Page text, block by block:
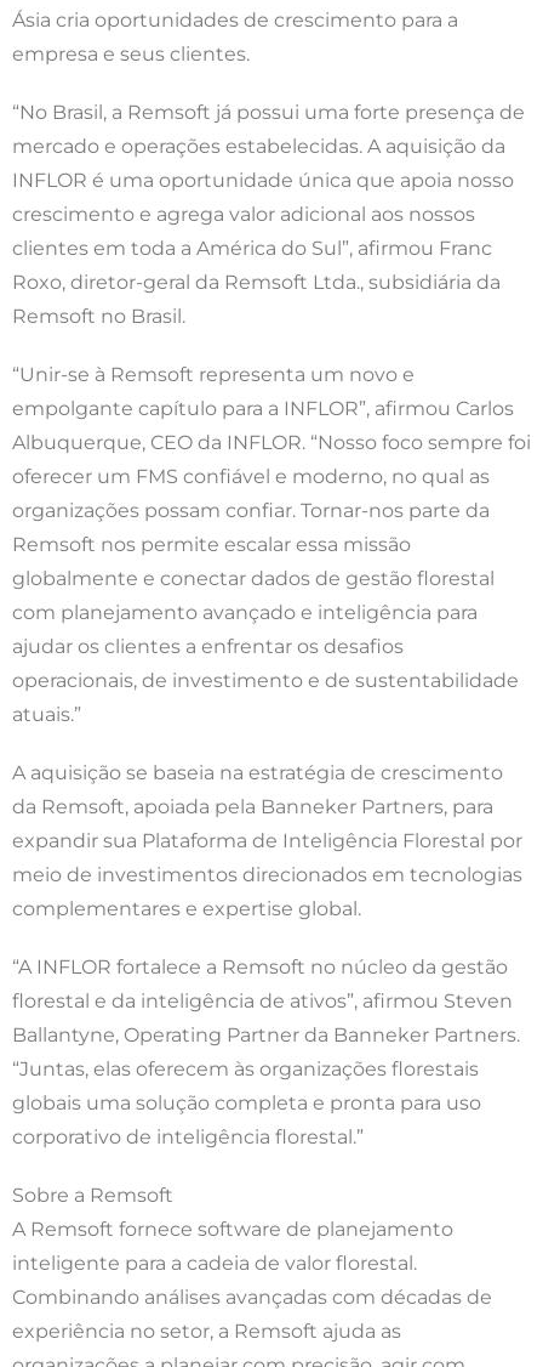
Ásia cria oportunidades de crescimento para a
empresa e seus clientes.
“No Brasil, a Remsoft já possui uma forte presença de
mercado e operações estabelecidas. A aquisição da
INFLOR é uma oportunidade única que apoia nosso
crescimento e agrega valor adicional aos nossos
clientes em toda a América do Sul”, afirmou Franc
Roxo, diretor-geral da Remsoft Ltda., subsidiária da
Remsoft no Brasil.
“Unir-se à Remsoft representa um novo e
empolgante capítulo para a INFLOR”, afirmou Carlos
Albuquerque, CEO da INFLOR. “Nosso foco sempre foi
oferecer um FMS confiável e moderno, no qual as
organizações possam confiar. Tornar-nos parte da
Remsoft nos permite escalar essa missão
globalmente e conectar dados de gestão florestal
com planejamento avançado e inteligência para
ajudar os clientes a enfrentar os desafios
operacionais, de investimento e de sustentabilidade
atuais.”
A aquisição se baseia na estratégia de crescimento
da Remsoft, apoiada pela Banneker Partners, para
expandir sua Plataforma de Inteligência Florestal por
meio de investimentos direcionados em tecnologias
complementares e expertise global.
“A INFLOR fortalece a Remsoft no núcleo da gestão
florestal e da inteligência de ativos”, afirmou Steven
Ballantyne, Operating Partner da Banneker Partners.
“Juntas, elas oferecem às organizações florestais
globais uma solução completa e pronta para uso
corporativo de inteligência florestal.”
Sobre a Remsoft
A Remsoft fornece software de planejamento
inteligente para a cadeia de valor florestal.
Combinando análises avançadas com décadas de
experiência no setor, a Remsoft ajuda as